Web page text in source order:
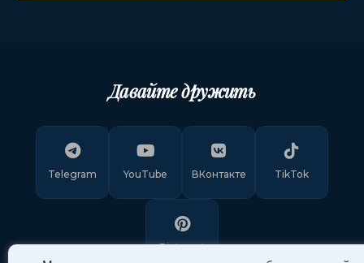
Давайте дружить
Telegram YouTube ВКонтакте TikTok
Pinterest